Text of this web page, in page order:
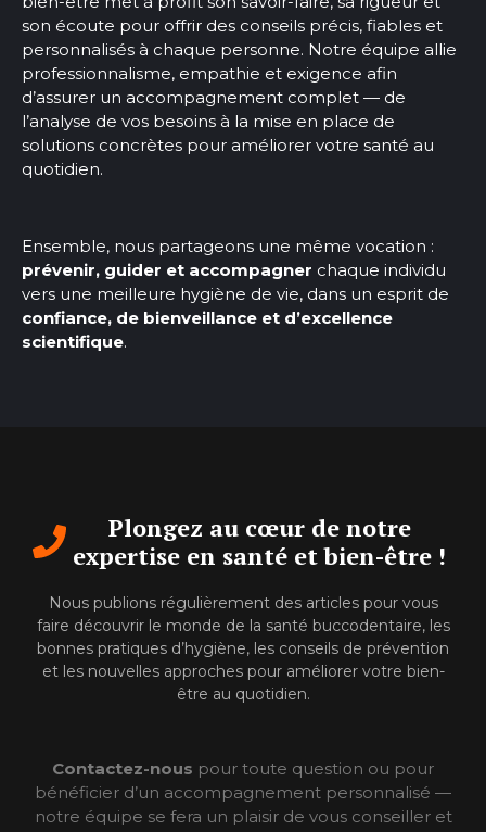
son écoute pour offrir des conseils précis, fiables et
personnalisés à chaque personne. Notre équipe allie
professionnalisme, empathie et exigence afin
d’assurer un accompagnement complet — de
l’analyse de vos besoins à la mise en place de
solutions concrètes pour améliorer votre santé au
quotidien.
Ensemble, nous partageons une même vocation :
prévenir, guider et accompagner chaque individu
vers une meilleure hygiène de vie, dans un esprit de
confiance, de bienveillance et d’excellence
scientifique.
Plongez au cœur de notre
expertise en santé et bien-être !
Nous publions régulièrement des articles pour vous
faire découvrir le monde de la santé buccodentaire, les
bonnes pratiques d’hygiène, les conseils de prévention
et les nouvelles approches pour améliorer votre bien-
être au quotidien.
Contactez-nous pour toute question ou pour
bénéficier d’un accompagnement personnalisé —
notre équipe se fera un plaisir de vous conseiller et